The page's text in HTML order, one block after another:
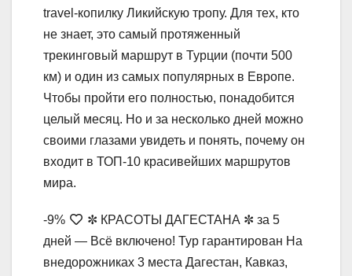
travel-копилку Ликийскую тропу. Для тех, кто
не знает, это самый протяженный
трекинговый маршрут в Турции (почти 500
км) и один из самых популярных в Европе.
Чтобы пройти его полностью, понадобится
целый месяц. Но и за несколько дней можно
своими глазами увидеть и понять, почему он
входит в ТОП-10 красивейших маршрутов
мира.
-9%
✼ КРАСОТЫ ДАГЕСТАНА ✼ за 5
дней — Всё включено! Тур гарантирован На
внедорожниках 3 места Дагестан, Кавказ,